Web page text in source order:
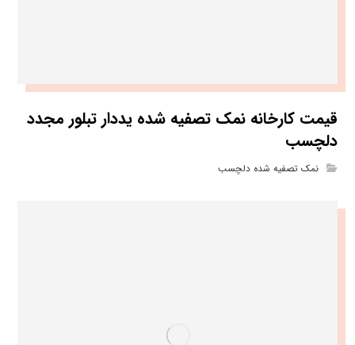
قیمت کارخانه نمک تصفیه شده یددار تبلور مجدد
دلچسب
نمک تصفیه شده دلچسب